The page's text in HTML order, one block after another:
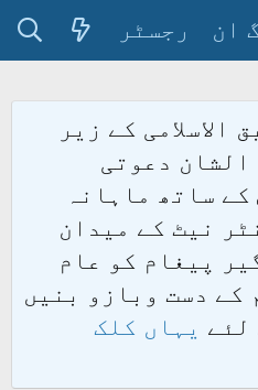
ان رجسٹر
الاسلامی کے زیر
الشان دعوتی
کے ساتھ ماہانہ
نیٹ کے میدان
پیغام کو عام
کے دست وبازو بنیں
لئے یہاں کلک